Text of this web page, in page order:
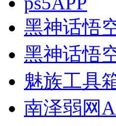
黑神话悟
黑神话悟
魅族工具
南泽弱网